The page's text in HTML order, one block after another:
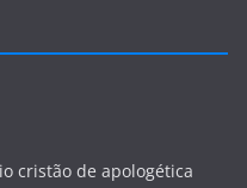
cristão de apologética